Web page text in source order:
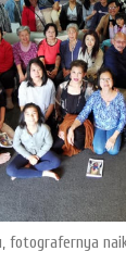
fotografernya